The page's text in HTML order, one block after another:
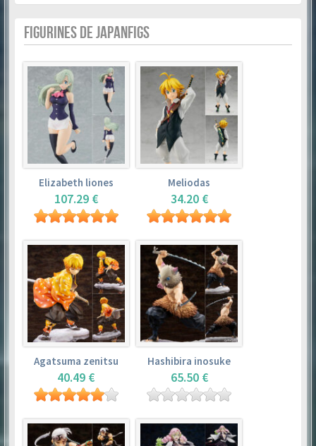
FIGURINES DE JAPANFIGS
Elizabeth liones
107.29 €
Meliodas
34.20 €
Agatsuma zenitsu
40.49 €
Hashibira inosuke
65.50 €